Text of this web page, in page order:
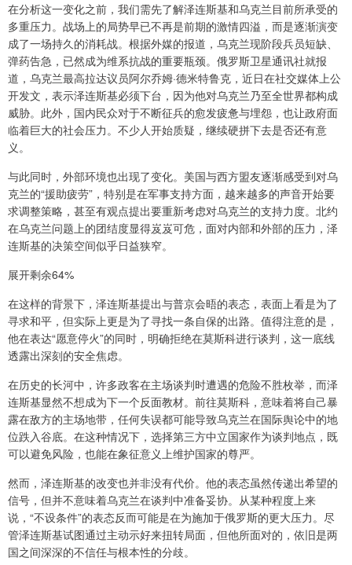
在分析这一变化之前，我们需先了解泽连斯基和乌克兰目前所承受的
多重压力。战场上的局势早已不再是前期的激情四溢，而是逐渐演变
成了一场持久的消耗战。根据外媒的报道，乌克兰现阶段兵员短缺、
弹药告急，已然成为维系抗战的重要瓶颈。俄罗斯卫星通讯社就报
道，乌克兰最高拉达议员阿尔乔姆·德米特鲁克，近日在社交媒体上公
开发文，表示泽连斯基必须下台，因为他对乌克兰乃至全世界都构成
威胁。此外，国内民众对于不断征兵的愈发疲惫与埋怨，也让政府面
临着巨大的社会压力。不少人开始质疑，继续硬拼下去是否还有意
义。
与此同时，外部环境也出现了变化。美国与西方盟友逐渐感受到对乌
克兰的“援助疲劳”，特别是在军事支持方面，越来越多的声音开始要
求调整策略，甚至有观点提出要重新考虑对乌克兰的支持力度。北约
在乌克兰问题上的团结度显得岌岌可危，面对内部和外部的压力，泽
连斯基的决策空间似乎日益狭窄。
展开剩余64%
在这样的背景下，泽连斯基提出与普京会晤的表态，表面上看是为了
寻求和平，但实际上更是为了寻找一条自保的出路。值得注意的是，
他在表达“愿意停火”的同时，明确拒绝在莫斯科进行谈判，这一底线
透露出深刻的安全焦虑。
在历史的长河中，许多政客在主场谈判时遭遇的危险不胜枚举，而泽
连斯基显然不想成为下一个反面教材。前往莫斯科，意味着将自己暴
露在敌方的主场地带，任何失误都可能导致乌克兰在国际舆论中的地
位跌入谷底。在这种情况下，选择第三方中立国家作为谈判地点，既
可以避免风险，也能在象征意义上维护国家的尊严。
然而，泽连斯基的改变也并非没有代价。他的表态虽然传递出希望的
信号，但并不意味着乌克兰在谈判中准备妥协。从某种程度上来
说，“不设条件”的表态反而可能是在为施加于俄罗斯的更大压力。尽
管泽连斯基试图通过主动示好来扭转局面，但他所面对的，依旧是两
国之间深深的不信任与根本性的分歧。